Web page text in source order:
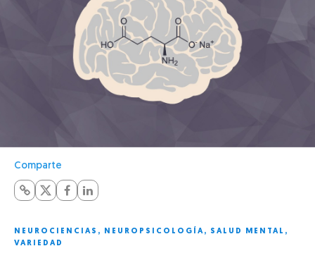
Comparte
NEUROCIENCIAS , NEUROPSICOLOGÍA, SALUD MENTAL ,
VARIEDAD